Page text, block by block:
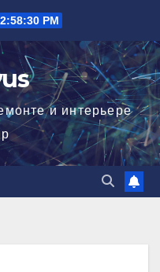
2:58:30 PM
и интерьере